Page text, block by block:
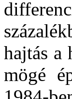
hajtás a
mögé